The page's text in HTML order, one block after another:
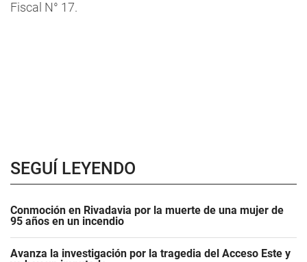
Fiscal N° 17.
SEGUÍ LEYENDO
Conmoción en Rivadavia por la muerte de una mujer de
95 años en un incendio
Avanza la investigación por la tragedia del Acceso Este y